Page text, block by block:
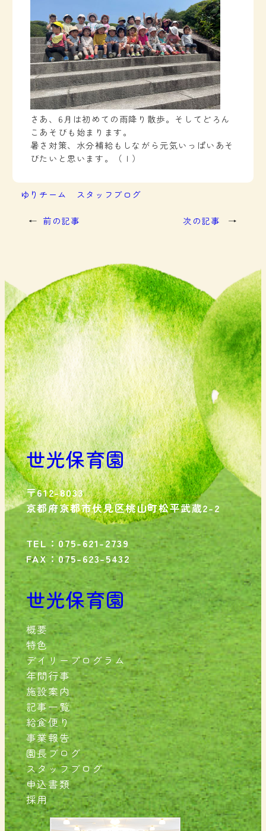
さあ、6月は初めての雨降り散歩。そしてどろん
こあそびも始まります。
暑さ対策、水分補給もしながら元気いっぱいあそ
びたいと思います。（Ｉ）
ゆりチーム スタッフブログ
← 前の記事 次の記事 →
世光保育園
〒612-8033
京都府京都市伏見区桃山町松平武蔵2-2
TEL：075-621-2739
FAX：075-623-5432
世光保育園
概要
特色
デイリープログラム
年間行事
施設案内
記事一覧
給食便り
事業報告
園長ブログ
スタッフブログ
申込書類
採用